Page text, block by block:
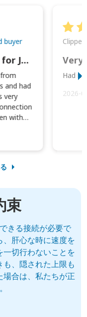
buyer
Great Pocket WiFi for Japan Travel
and had
very
with
Very
Had
2026-
束
きる接続が必要で
肝心な時に速度を
切行わないことを
、隠された上限も
合は、私たちが正